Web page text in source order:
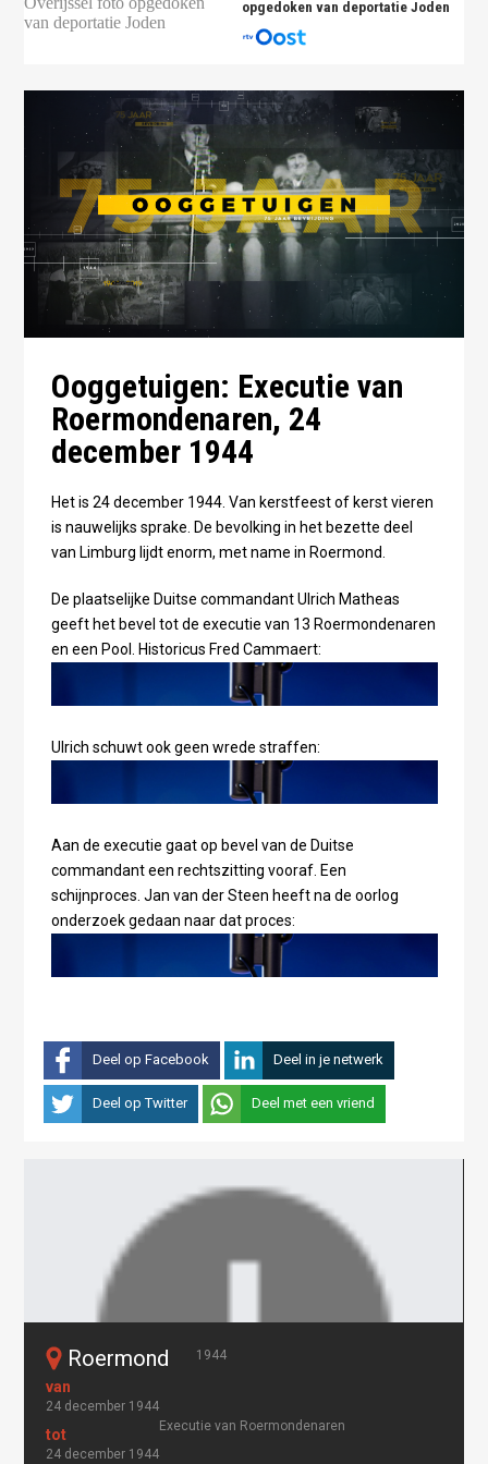
opgedoken van deportatie Joden
Ooggetuigen: Executie van
Roermondenaren, 24
december 1944
Het is 24 december 1944. Van kerstfeest of kerst vieren
is nauwelijks sprake. De bevolking in het bezette deel
van Limburg lijdt enorm, met name in Roermond.
De plaatselijke Duitse commandant Ulrich Matheas
geeft het bevel tot de executie van 13 Roermondenaren
en een Pool. Historicus Fred Cammaert:
Ulrich schuwt ook geen wrede straffen:
Aan de executie gaat op bevel van de Duitse
commandant een rechtszitting vooraf. Een
schijnproces. Jan van der Steen heeft na de oorlog
onderzoek gedaan naar dat proces:
Deel op Facebook Deel in je netwerk
Deel op Twitter Deel met een vriend
Roermond 1944
24 december 1944
24 december 1944
Executie van Roermondenaren